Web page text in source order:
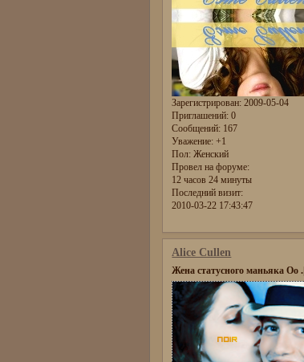
Зарегистрирован: 2009-05-04
Приглашений: 0
Сообщений: 167
Уважение: +1
Пол: Женский
Провел на форуме:
12 часов 24 минуты
Последний визит:
2010-03-22 17:43:47
Alice Cullen
Жена статусного маньяка Оо .|